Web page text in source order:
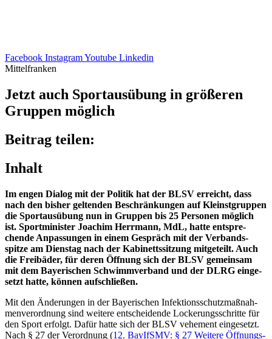
Facebook InstagramYoutube Linkedin
Mittelfranken
Jetzt auch Sport­aus­übung in größe­ren
Grup­pen möglich
Beitrag teilen:
Inhalt
Im engen Dialog mit der Poli­tik hat der BLSV erreicht, dass
nach den bisher gelten­den Beschrän­kun­gen auf Kleinst­grup­pen
die Sport­aus­übung nun in Grup­pen bis 25 Perso­nen möglich
ist. Sport­mi­nis­ter Joachim Herr­mann, MdL, hatte entspre­
chende Anpas­sun­gen in einem Gespräch mit der Verbands­
spitze am Diens­tag nach der Kabi­netts­sit­zung mitge­teilt. Auch
die Frei­bä­der, für deren Öffnung sich der BLSV gemein­sam
mit dem Baye­ri­schen Schwimm­ver­band und der DLRG einge­
setzt hatte, können aufschließen.
Mit den Ände­run­gen in der Baye­ri­schen Infek­ti­ons­schutz­maß­nah­
men­ver­ord­nung sind weitere entschei­dende Locke­rungs­schritte für
den Sport erfolgt. Dafür hatte sich der BLSV vehe­ment einge­setzt.
Nach § 27 der Verord­nung (12. BayIfSMV: § 27 Weitere Öffnungs­